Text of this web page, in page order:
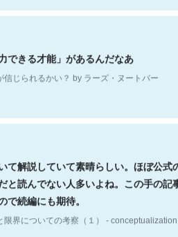
できる才能」があるんだなあ
じられるかい？ by ラーズ・ヌートバー
て解説していて素晴らしい。ほぼ公式
と読んでない人多いよね。この手の
で続編にも期待。
界についての考察（１） - conceptualization